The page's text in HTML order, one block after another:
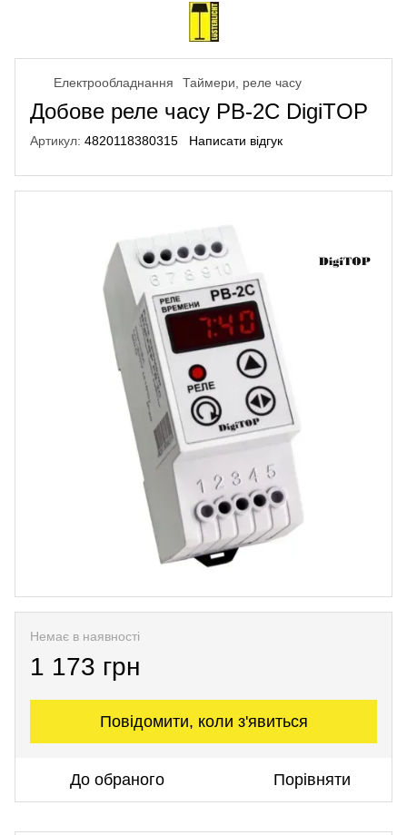
Електрообладнання Таймери, реле часу
Добове реле часу РВ-2C DigiTOP
Артикул: 4820118380315 Написати відгук
Немає в наявності
1 173 грн
Повідомити, коли з'явиться
До обраного Порівняти